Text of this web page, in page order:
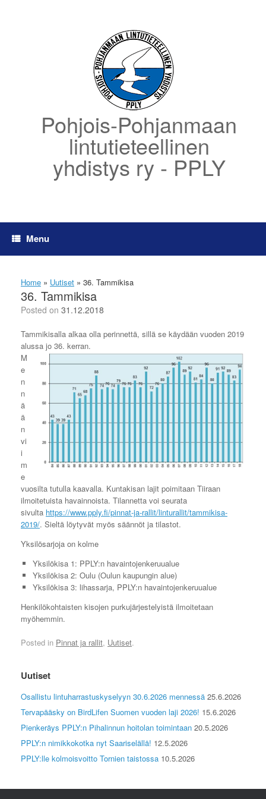
Pohjois-Pohjanmaan
lintutieteellinen
yhdistys ry - PPLY
Menu
Home » Uutiset » 36. Tammikisa
36. Tammikisa
Posted on 31.12.2018
Tammikisalla alkaa olla perinnettä, sillä se käydään vuoden 2019
alussa jo 36. kerran.
M
e
n
n
ä
ä
n
vi
i
m
e
vuosilta tutulla kaavalla. Kuntakisan lajit poimitaan Tiiraan
ilmoitetuista havainnoista. Tilannetta voi seurata
sivulta https://www.pply.fi/pinnat-ja-rallit/linturallit/tammikisa-
2019/. Sieltä löytyvät myös säännöt ja tilastot.
Yksilösarjoja on kolme
Yksilökisa 1: PPLY:n havaintojenkeruualue
Yksilökisa 2: Oulu (Oulun kaupungin alue)
Yksilökisa 3: lihassarja, PPLY:n havaintojenkeruualue
Henkilökohtaisten kisojen purkujärjestelyistä ilmoitetaan
myöhemmin.
Posted in Pinnat ja rallit, Uutiset.
Uutiset
Osallistu lintuharrastuskyselyyn 30.6.2026 mennessä 25.6.2026
Tervapääsky on BirdLifen Suomen vuoden laji 2026! 15.6.2026
Pienkeräys PPLY:n Pihalinnun hoitolan toimintaan 20.5.2026
PPLY:n nimikkokotka nyt Saariselällä! 12.5.2026
PPLY:lle kolmoisvoitto Tornien taistossa 10.5.2026